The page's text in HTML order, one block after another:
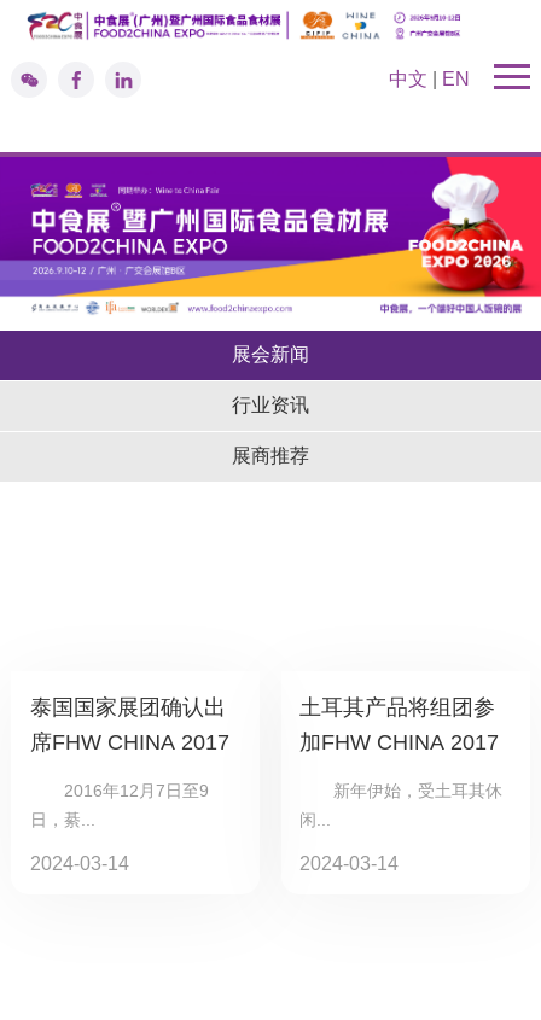
中文 EN
展会新闻
行业资讯
展商推荐
泰国国家展团确认出
席FHW CHINA 2017
2016年12月7日至9
日，綦...
2024-03-14
土耳其产品将组团参
加FHW CHINA 2017
新年伊始，受土耳其休
闲...
2024-03-14